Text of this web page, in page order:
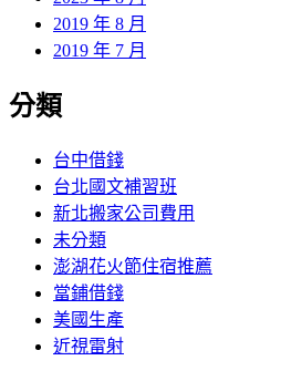
2019 年 8 月
2019 年 7 月
分類
台中借錢
台北國文補習班
新北搬家公司費用
未分類
澎湖花火節住宿推薦
當鋪借錢
美國生產
近視雷射